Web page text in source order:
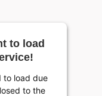
to load
to load due
to the